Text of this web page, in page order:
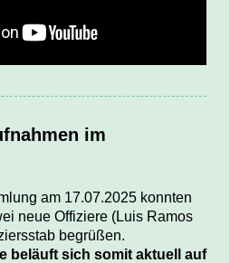
im
am 17.07.2025 konnten
neue Offiziere (Luis Ramos
begrüßen.
beläuft sich somit aktuell auf